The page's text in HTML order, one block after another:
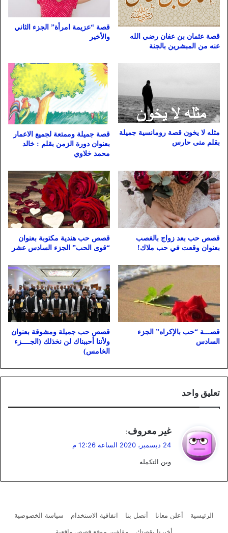
قصة عثمان بن عفان رضي الله
عنه من المبشرين بالجنة
قصة “عزيمة امرأة” الجزء الثاني
والأخير
مثله لا يخون قصة رومانسية جميلة
بقلم منى حارس
قصة جميلة وممتعة لجميع الاعمار
بعنوان دورة الزمن بقلم : خالد
محمد خلاوي
قصص حب بعد زواج بالغصب
بعنوان وقعت في حب ملاك!
قصص حب هندية مكتوبة بعنوان
“قوى الحب” الجزء السادس عشر
قصـــة “حب بالإكراه” الجزء
السادس
قصص حب جميلة ومشوقة بعنوان
ولأننا أحببناك لن نخذلك (الجــــزء
الخامس)
تعليق واحد
ي
ق
ل
غير معروف:
24 ديسمبر، 2020 الساعة 12:26 م
وين التكمله
الرئيسية أعلن معانا أتصل بنا اتفاقية الاستخدام
سياسة الخصوصية